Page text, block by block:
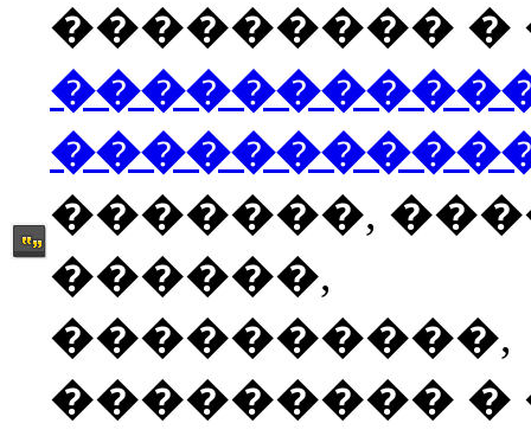
��������� �
�������,
������,
����������,
��������� �